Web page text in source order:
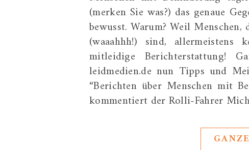
(merken Sie was?) das genaue
bewusst. Warum? Weil
(waaahhh!) sind,
mitleidige Berichterstattung!
leidmedien.de nun Tipps und
“Berichten über Menschen mit
kommentiert der Rolli-Fahrer